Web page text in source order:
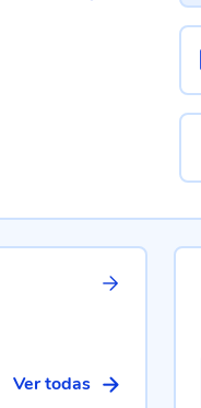
Ver todas